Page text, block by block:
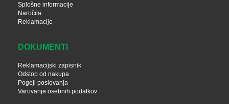
Splošne informacije
Naročila
Reklamacije
DOKUMENTI
Reklamacijski zapisnik
Odstop od nakupa
Pogoji poslovanja
Varovanje osebnih podatkov